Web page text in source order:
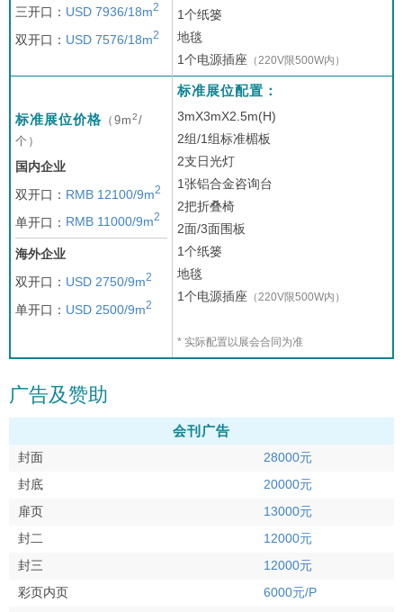
三开口： USD 7936/18m2
双开口： USD 7576/18m2
1个纸篓
地毯
1个电源插座 （220V限500W内）
标准展位价格 （9m2/
个）
国内企业
双开口： RMB 12100/9m2
单开口： RMB 11000/9m2
海外企业
双开口： USD 2750/9m2
单开口： USD 2500/9m2
标准展位配置：
3mX3mX2.5m(H)
2组/1组标准楣板
2支日光灯
1张铝合金咨询台
2把折叠椅
2面/3面围板
1个纸篓
地毯
1个电源插座 （220V限500W内）
* 实际配置以展会合同为准
广告及赞助
会刊广告
封面
28000元
封底
20000元
扉页
13000元
封二
12000元
封三
12000元
彩页内页
6000元/P